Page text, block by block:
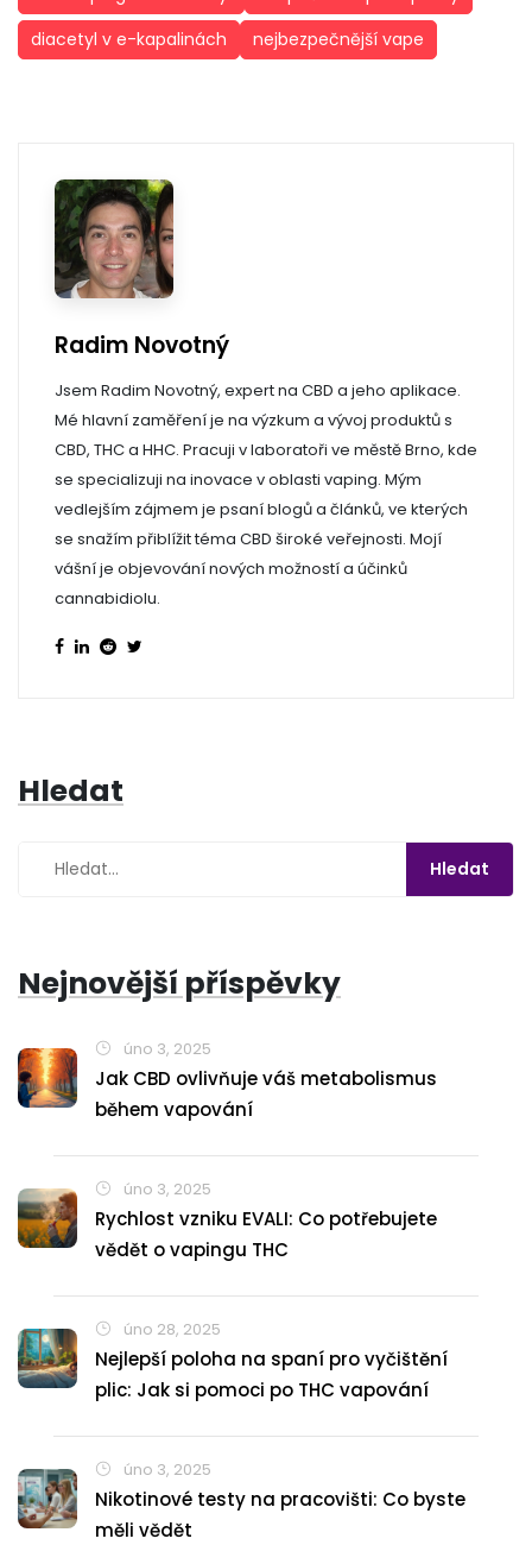
diacetyl v e-kapalinách
nejbezpečnější vape
Radim Novotný
Jsem Radim Novotný, expert na CBD a jeho aplikace.
Mé hlavní zaměření je na výzkum a vývoj produktů s
CBD, THC a HHC. Pracuji v laboratoři ve městě Brno, kde
se specializuji na inovace v oblasti vaping. Mým
vedlejším zájmem je psaní blogů a článků, ve kterých
se snažím přiblížit téma CBD široké veřejnosti. Mojí
vášní je objevování nových možností a účinků
cannabidiolu.
Hledat
Nejnovější příspěvky
úno 3, 2025
Jak CBD ovlivňuje váš metabolismus
během vapování
úno 3, 2025
Rychlost vzniku EVALI: Co potřebujete
vědět o vapingu THC
úno 28, 2025
Nejlepší poloha na spaní pro vyčištění
plic: Jak si pomoci po THC vapování
úno 3, 2025
Nikotinové testy na pracovišti: Co byste
měli vědět